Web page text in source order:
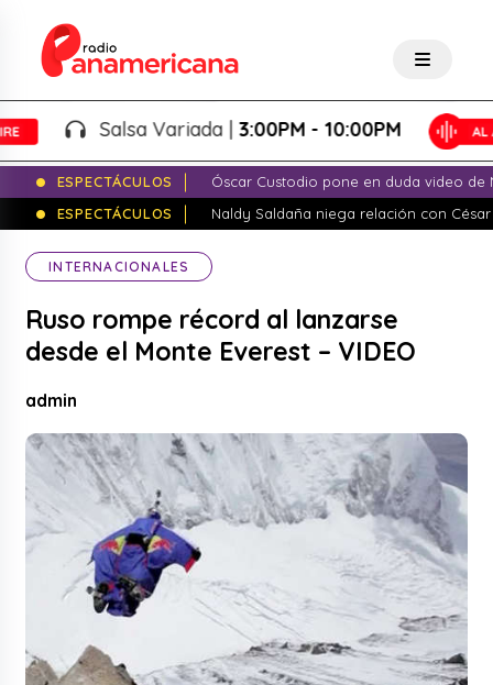
Salsa Variada |3:00PM - 10:00PM
ESPECTÁCULOS
Óscar Custodio pone en duda video de
ESPECTÁCULOS
Naldy Saldaña niega relación con
INTERNACIONALES
Ruso rompe récord al lanzarse
desde el Monte Everest – VIDEO
admin